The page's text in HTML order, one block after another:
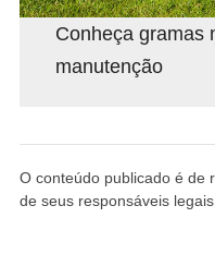
Conheça gramas
manutenção
O conteúdo publicado é de
de seus responsáveis